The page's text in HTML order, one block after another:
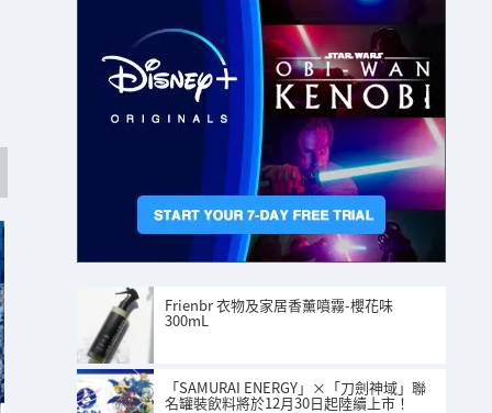
Frienbr 衣物及家居香薰噴霧-櫻花味
300mL
「SAMURAI ENERGY」×「刀劍神域」聯
名罐裝飲料將於12月30日起陸續上市！